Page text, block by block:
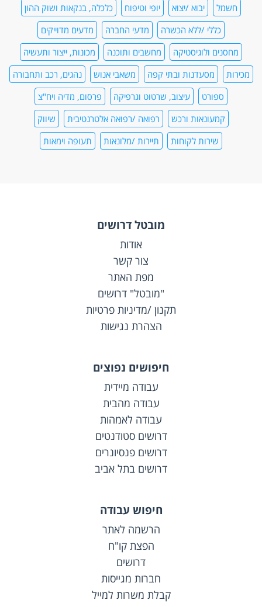
חשמל
יבוא /יצוא יופי וטיפוח
כלכלה, בנקאות ושוק ההון
כללי /ללא הכשרה
מדעי החברה
מדעים מדוייקים
מחסנים ולוגיסטיקה
מחשבים ותוכנה
מכונות, ייצור ותעשיה
מכירות
מסעדנות ובתי קפה משאבי אנוש
נהגים, רכב ותחבורה
ספורט
עיצוב, שרטוט וגרפיקה
פרסום, מדיה ויח"צ
קמעונאות ורכש
רפואה /רפואה אלטרנטיבית
שיווק
שירות לקוחות
תיירות /מלונאות תעופה וימאות
מובטל דרושים
אודות
צור קשר
מפת האתר
"מובטל" דרושים
תקנון /מדיניות פרטיות
הצהרת נגישות
חיפושים נפוצים
עבודה מיידית
עבודה מהבית
עבודה לאמהות
דרושים סטודנטים
דרושים פנסיונרים
דרושים בתל אביב
חיפוש עבודה
הרשמה לאתר
הפצת קו"ח
דרושים
חברות מגייסות
קבלת משרות למייל